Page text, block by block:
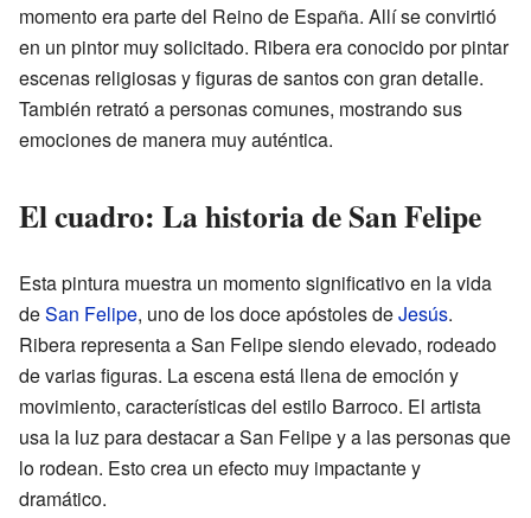
momento era parte del Reino de España. Allí se convirtió
en un pintor muy solicitado. Ribera era conocido por pintar
escenas religiosas y figuras de santos con gran detalle.
También retrató a personas comunes, mostrando sus
emociones de manera muy auténtica.
El cuadro: La historia de San Felipe
Esta pintura muestra un momento significativo en la vida
deSan Felipe, uno de los doce apóstoles deJesús.
Ribera representa a San Felipe siendo elevado, rodeado
de varias figuras. La escena está llena de emoción y
movimiento, características del estilo Barroco. El artista
usa la luz para destacar a San Felipe y a las personas que
lo rodean. Esto crea un efecto muy impactante y
dramático.